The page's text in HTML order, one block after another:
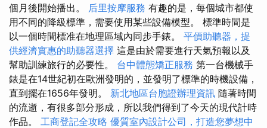
個月後開始播出。 后里按摩服務 有趣的是，每個城市都使
用不同的降級標準，需要使用某些設備模型。 標準時間是
以一個時間標准在地理區域內同步手錶。 平價助聽器，提
供經濟實惠的助聽器選擇 這是由於需要進行天氣預報以及
幫助訓練旅行的必要性。 台中體態矯正服務 第一台機械手
錶是在14世紀初在歐洲發明的，並發明了標準的時機設備，
直到擺在1656年發明。 新北地區台胞證辦理資訊 隨著時間
的流逝，有很多部分形成，所以我們得到了今天的現代計時
作品。 工商登記全攻略 優質室內設計公司，打造您夢想中